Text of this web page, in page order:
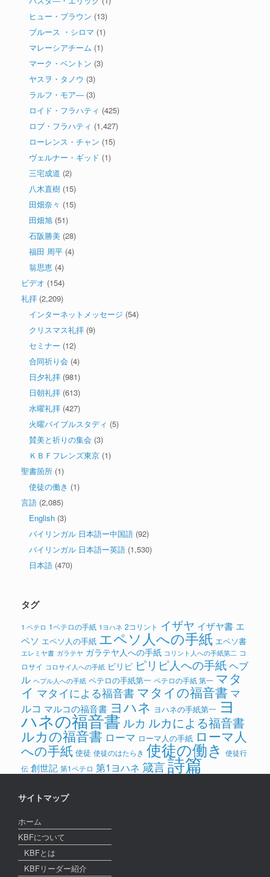
ヒュー・ブラウン (13)
ブルース ・シロマ (1)
マレーシアチーム (1)
マーク・ベントン (3)
ヤスヲ・タノウ (3)
ラルフ・モア― (3)
ロイド・フラハティ (425)
ロブ・フラハティ (1,427)
ローレンス・チャン (15)
ヴェルナー・ギッド (1)
三宅成道 (2)
八木直樹 (15)
田畑奈々 (15)
田畑旭 (51)
石阪勝美 (28)
福田 周平 (4)
翁思恵 (4)
ビデオ (154)
礼拝 (2,209)
インターネットメッセージ (54)
クリスマス礼拝 (9)
セミナー (12)
合同祈り会 (4)
日夕礼拝 (981)
日朝礼拝 (613)
水曜礼拝 (427)
火曜バイブルスタディ (5)
賛美と祈りの集会 (3)
ＫＢＦフレンズ東京 (1)
聖書箇所 (1)
使徒の働き (1)
言語 (2,085)
English (3)
バイリンガル 日本語ー中国語 (92)
バイリンガル 日本語ー英語 (1,530)
日本語 (470)
タグ
1 ペテロ 1ペテロの手紙 1ヨハネ 2コリント イザヤ イザヤ書 エ
ペソ エペソ人の手紙 エペソ人への手紙 エペソ書
エレミヤ書 ガラテヤ ガラテヤ人への手紙 コリント人への手紙第二 コ
ロサイ コロサイ人への手紙 ピリピ ピリピ人への手紙ヘブ
ル ヘブル人への手紙 ペテロの手紙第一 ペテロの手紙 第一 マタ
イ マタイによる福音書 マタイの福音書 マ
ルコ マルコの福音書 ヨハネ ヨハネの手紙第一 ヨ
ハネの福音書 ルカ ルカによる福音書
ルカの福音書 ローマ ローマ人の手紙 ローマ人
への手紙 使徒 使徒のはたらき 使徒の働き 使徒行
伝 創世記 第1ペテロ 第1ヨハネ 箴言詩篇
サイトマップ
ホーム
KBFについて
KBFとは
KBFリーダー紹介